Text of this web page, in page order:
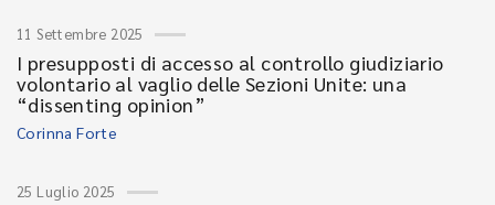
11 Settembre 2025
I presupposti di accesso al controllo giudiziario
volontario al vaglio delle Sezioni Unite: una
“dissenting opinion”
Corinna Forte
25 Luglio 2025